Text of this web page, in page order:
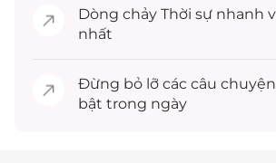
Dòng chảy Thời sự nhanh
nhất
Đừng bỏ lỡ các câu chuyện
bật trong ngày